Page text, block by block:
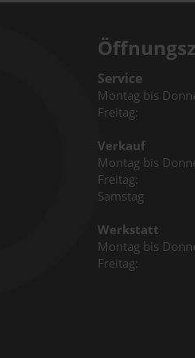
Service
Montag bis
Freitag:
Verkauf
Montag bis
Freitag:
Samstag
Werkstatt
Montag bis
Freitag: